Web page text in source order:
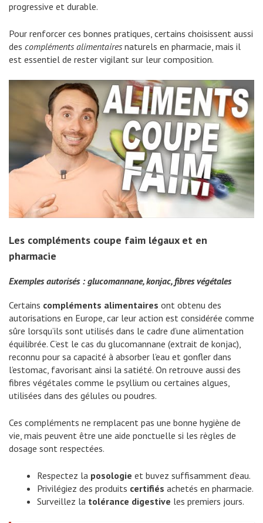
progressive et durable.
Pour renforcer ces bonnes pratiques, certains choisissent aussi
des compléments alimentaires naturels en pharmacie, mais il
est essentiel de rester vigilant sur leur composition.
Les compléments coupe faim légaux et en
pharmacie
Exemples autorisés : glucomannane, konjac, fibres végétales
Certains compléments alimentaires ont obtenu des
autorisations en Europe, car leur action est considérée comme
sûre lorsqu’ils sont utilisés dans le cadre d’une alimentation
équilibrée. C’est le cas du glucomannane (extrait de konjac),
reconnu pour sa capacité à absorber l’eau et gonfler dans
l’estomac, favorisant ainsi la satiété. On retrouve aussi des
fibres végétales comme le psyllium ou certaines algues,
utilisées dans des gélules ou poudres.
Ces compléments ne remplacent pas une bonne hygiène de
vie, mais peuvent être une aide ponctuelle si les règles de
dosage sont respectées.
Respectez la posologie et buvez suffisamment d’eau.
Privilégiez des produits certifiés achetés en pharmacie.
Surveillez la tolérance digestive les premiers jours.